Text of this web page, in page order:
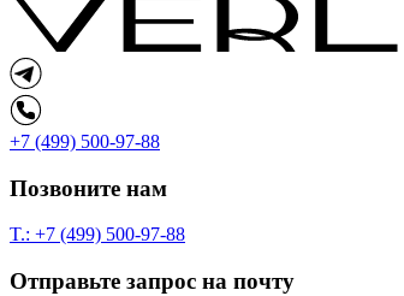
+7 (499) 500-97-88
Позвоните нам
T.: +7 (499) 500-97-88
Отправьте запрос на почту